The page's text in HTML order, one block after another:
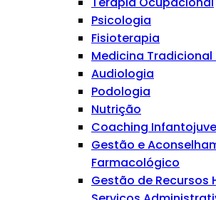
Psicologia
Fisioterapia
Medicina Tradicional
Audiologia
Podologia
Nutrição
Coaching
Gestão e
Farmacológico
Gestão de Recursos